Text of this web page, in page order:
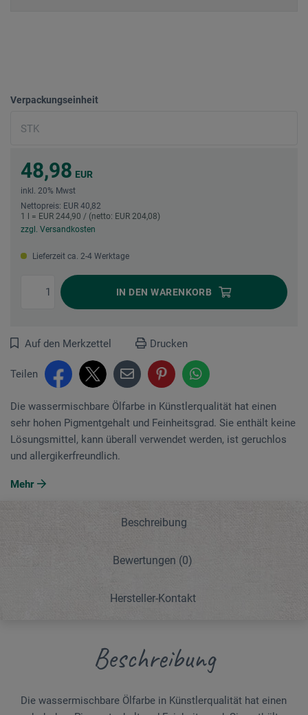
Verpackungseinheit
48,98 EUR
inkl. 20% Mwst
Nettopreis: EUR 40,82
1 l = EUR 244,90 / (netto: EUR 204,08)
zzgl. Versandkosten
Lieferzeit ca. 2-4 Werktage
IN DEN WARENKORB
Auf den Merkzettel Drucken
Teilen
Die wassermischbare Ölfarbe in Künstlerqualität hat einen
sehr hohen Pigmentgehalt und Feinheitsgrad. Sie enthält keine
Lösungsmittel, kann überall verwendet werden, ist geruchlos
und allergikerfreundlich.
Mehr
Beschreibung
Bewertungen (0)
Hersteller-Kontakt
Beschreibung
Die wassermischbare Ölfarbe in Künstlerqualität hat einen